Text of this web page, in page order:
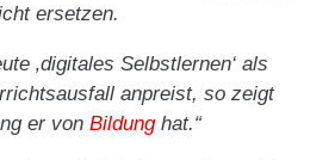
ersetzen.
‚digitales Selbstlernen‘ als
anpreist, so zeigt
er von Bildunghat.“